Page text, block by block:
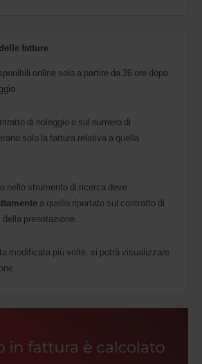
fatture
online solo a partire da 36 ore dopo
di noleggio o sul numero di
solo la fattura relativa a quella
nello strumento di ricerca deve
a quello riportato sul contratto di
prenotazione.
modificata più volte, si potrà visualizzare